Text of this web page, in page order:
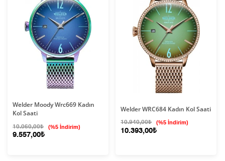
Welder Moody Wrc669 Kadın
Kol Saati
10.060,00₺ (%5 İndirim)
9.557,00₺
Welder WRC684 Kadın Kol Saati
10.940,00₺ (%5 İndirim)
10.393,00₺